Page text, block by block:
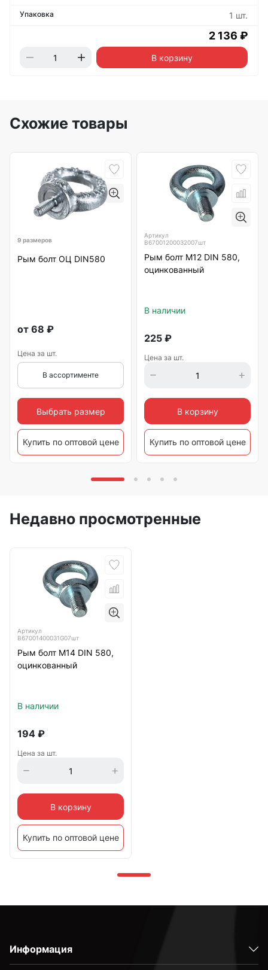
1 шт.
2 136 ₽
В корзину
Схожие товары
9 размеров
Рым болт ОЦ DIN580
от 68 ₽
Цена за шт.
В ассортименте
Выбрать размер
Купить по оптовой цене
Артикул
B67001200032007шт
Рым болт М12 DIN 580,
оцинкованный
В наличии
225 ₽
Цена за шт.
В корзину
Купить по оптовой цене
Недавно просмотренные
Артикул
B67001400031G07шт
Рым болт М14 DIN 580,
оцинкованный
В наличии
194 ₽
Цена за шт.
В корзину
Купить по оптовой цене
Информация